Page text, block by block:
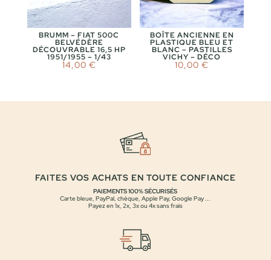
BRUMM – FIAT 500C
BELVÉDÈRE
DÉCOUVRABLE 16,5 HP
1951/1955 – 1/43
14,00 €
BOÎTE ANCIENNE EN
PLASTIQUE BLEU ET
BLANC – PASTILLES
VICHY – DÉCO
10,00€
FAITES VOS ACHATS EN TOUTE CONFIANCE
PAIEMENTS 100% SÉCURISÉS
Carte bleue, PayPal, chèque, Apple Pay, Google Pay ...
Payez en 1x, 2x, 3x ou 4x sans frais